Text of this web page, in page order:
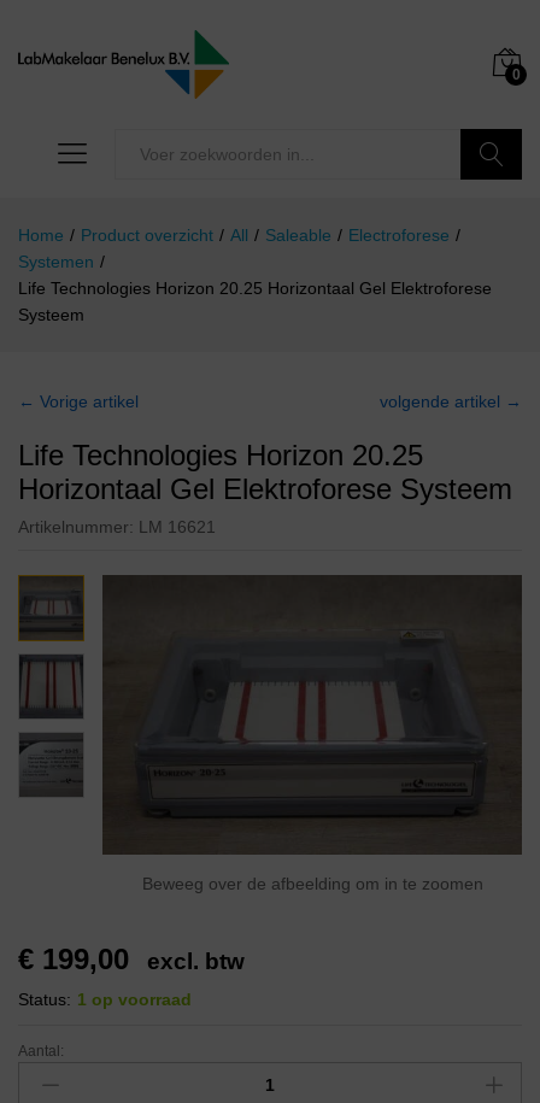
0
Home / Product overzicht / All / Saleable / Electroforese /
Systemen /
Life Technologies Horizon 20.25 Horizontaal Gel Elektroforese
Systeem
← Vorige artikel volgende artikel →
Life Technologies Horizon 20.25
Horizontaal Gel Elektroforese Systeem
Artikelnummer: LM 16621
Beweeg over de afbeelding om in te zoomen
€ 199,00 excl. btw
Status: 1 op voorraad
Aantal: